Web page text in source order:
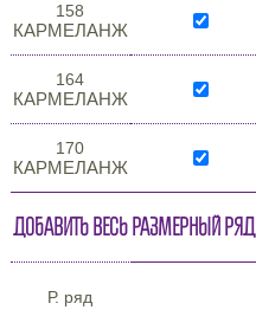
158
КАРМЕЛАНЖ
164
КАРМЕЛАНЖ
170
КАРМЕЛАНЖ
Добавить весь размерный ряд
Р. ряд